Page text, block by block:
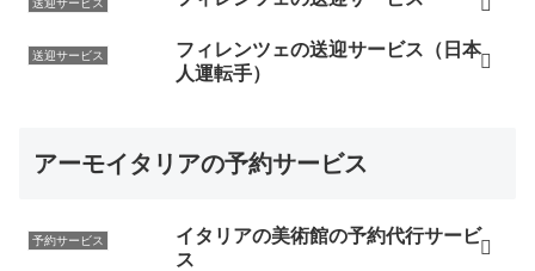
送迎サービス
送迎サービス
フィレンツェの送迎サービス（日本
人運転手）
アーモイタリアの予約サービス
予約サービス
イタリアの美術館の予約代行サービ
ス